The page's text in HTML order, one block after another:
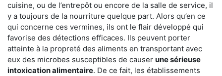
cuisine, ou de l’entrepôt ou encore de la salle de service, il
y a toujours de la nourriture quelque part. Alors qu’en ce
qui concerne ces vermines, ils ont le flair développé qui
favorise des détections efficaces. Ils peuvent porter
atteinte à la propreté des aliments en transportant avec
eux des microbes susceptibles de causer une sérieuse
intoxication alimentaire. De ce fait, les établissements